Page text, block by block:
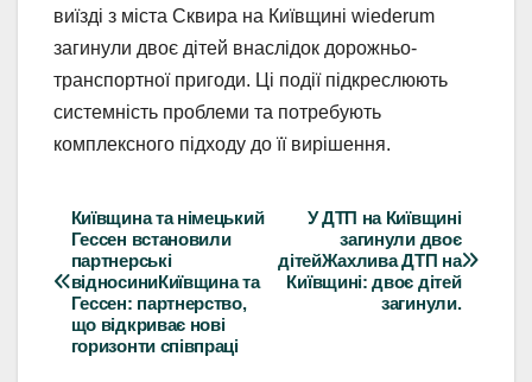
виїзді з міста Сквира на Київщині wiederum
загинули двоє дітей внаслідок дорожньо-
транспортної пригоди. Ці події підкреслюють
системність проблеми та потребують
комплексного підходу до її вирішення.
Навігація
записів
У ДТП на Київщині
загинули двоє
дітейЖахлива ДТП на
Київщині: двоє дітей
загинули.
Київщина та німецький
Гессен встановили
партнерські
відносиниКиївщина та
Гессен: партнерство,
що відкриває нові
горизонти співпраці